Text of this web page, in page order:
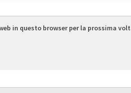
in questo browser per la prossima